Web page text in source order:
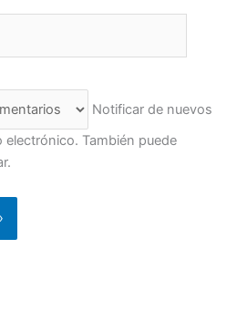
Notificar de nuevos
También puede